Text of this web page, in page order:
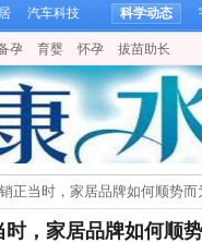
汽车科技
科学动态
孕 育婴 怀孕 拔苗助长
正当时，家居品牌如何顺势而
时，家居品牌如何顺